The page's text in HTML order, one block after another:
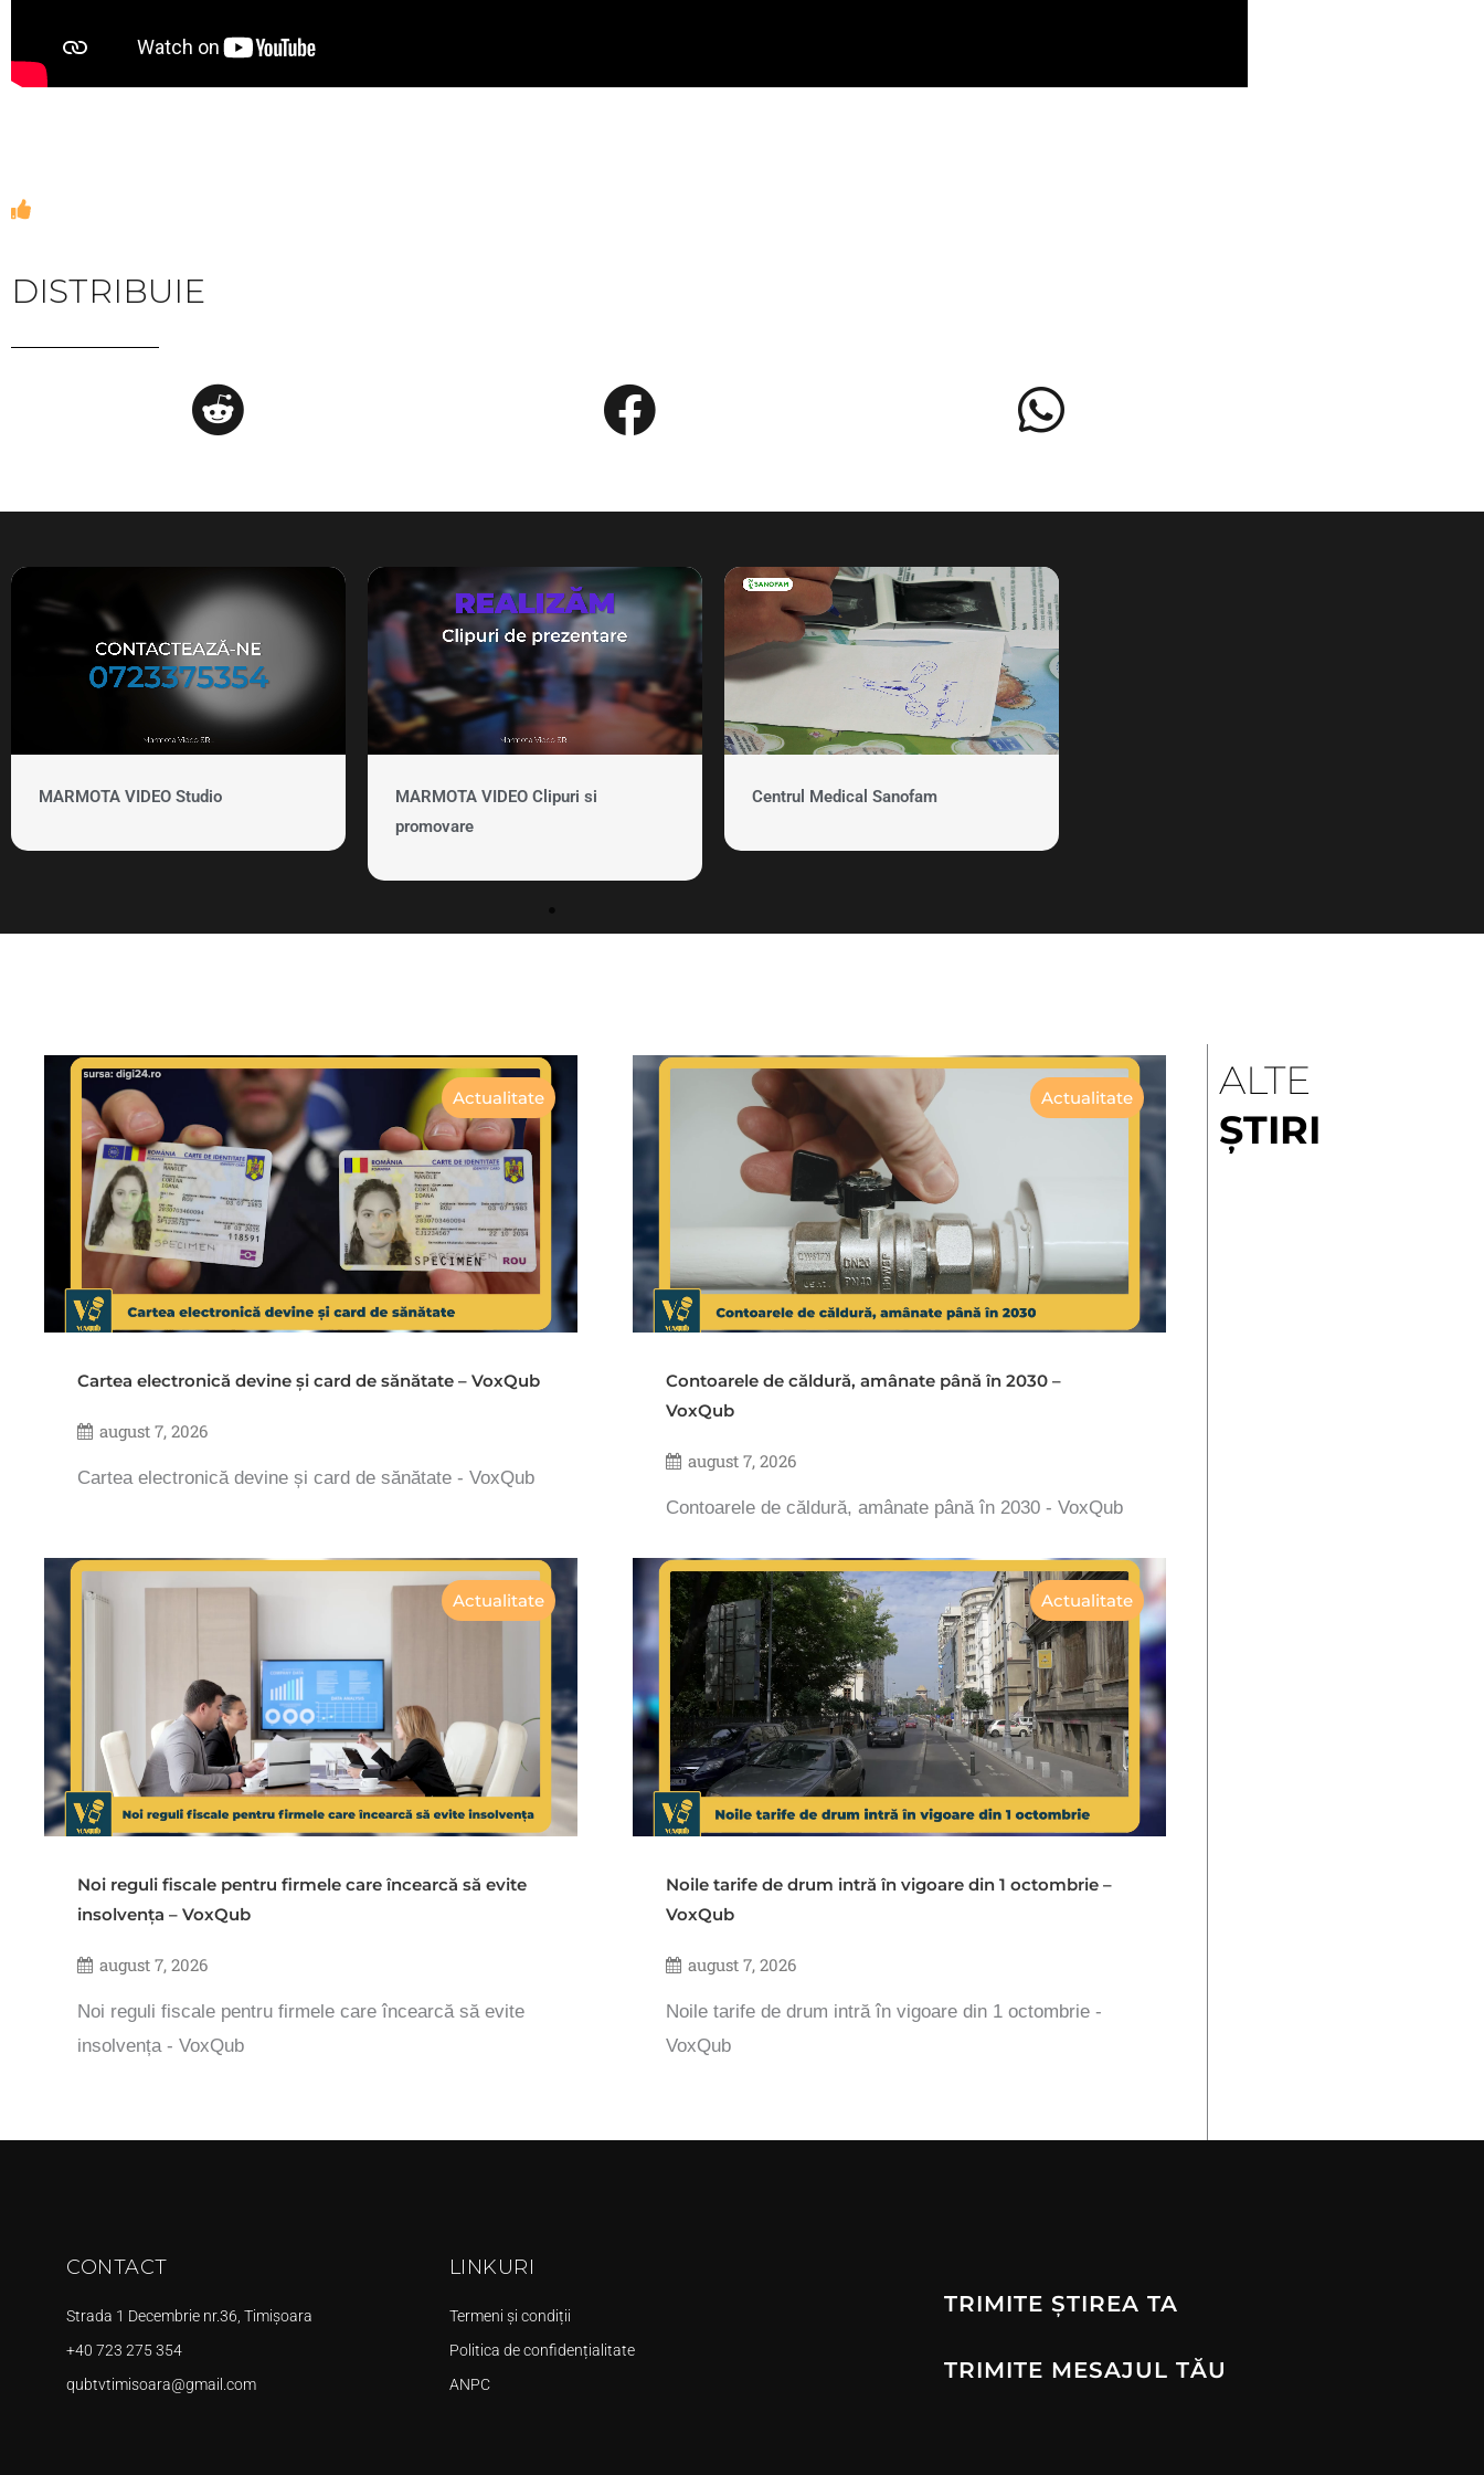
DISTRIBUIE
MARMOTA VIDEO Studio
MARMOTA VIDEO Clipuri si
promovare
Centrul Medical Sanofam
Actualitate
Cartea electronică devine și card de sănătate – VoxQub
august 7, 2026
Cartea electronică devine și card de sănătate - VoxQub
Actualitate
Contoarele de căldură, amânate până în 2030 –
VoxQub
august 7, 2026
Contoarele de căldură, amânate până în 2030 - VoxQub
Actualitate
Noi reguli fiscale pentru firmele care încearcă să evite
insolvența – VoxQub
august 7, 2026
Noi reguli fiscale pentru firmele care încearcă să evite
insolvența - VoxQub
Actualitate
Noile tarife de drum intră în vigoare din 1 octombrie –
VoxQub
august 7, 2026
Noile tarife de drum intră în vigoare din 1 octombrie -
VoxQub
ALTE
ȘTIRI
CONTACT
Strada 1 Decembrie nr.36, Timișoara
+40 723 275 354
qubtvtimisoara@gmail.com
LINKURI
Termeni și condiții
Politica de confidențialitate
ANPC
TRIMITE ȘTIREA TA
TRIMITE MESAJUL TĂU